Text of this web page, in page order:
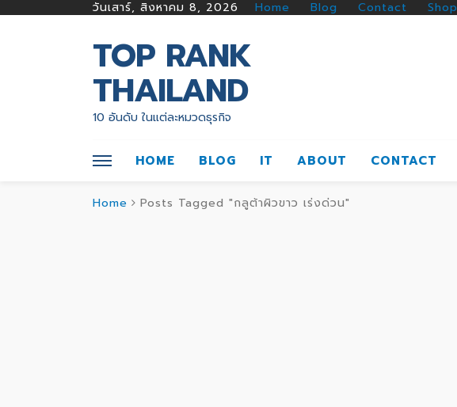
วันเสาร์, สิงหาคม 8, 2026 Home Blog Contact Shop
TOP RANK
THAILAND
10 อันดับ ในแต่ละหมวดธุรกิจ
HOME BLOG IT ABOUT CONTACT
Home Posts Tagged "กลูต้าผิวขาว เร่งด่วน"